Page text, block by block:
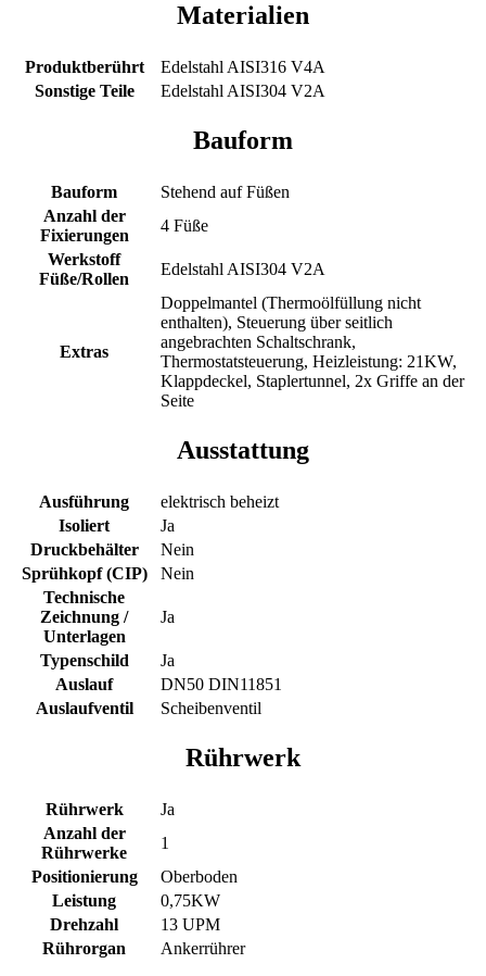
Materialien
Produktberührt
Edelstahl AISI316 V4A
Sonstige Teile
Edelstahl AISI304 V2A
Bauform
Bauform
Stehend auf Füßen
Anzahl der
Fixierungen
4 Füße
Werkstoff
Füße/Rollen
Edelstahl AISI304 V2A
Extras
Doppelmantel (Thermoölfüllung nicht
enthalten), Steuerung über seitlich
angebrachten Schaltschrank,
Thermostatsteuerung, Heizleistung: 21KW,
Klappdeckel, Staplertunnel, 2x Griffe an der
Seite
Ausstattung
Ausführung
elektrisch beheizt
Isoliert
Ja
Druckbehälter
Nein
Sprühkopf (CIP)
Nein
Technische
Zeichnung /
Unterlagen
Ja
Typenschild
Ja
Auslauf
DN50 DIN11851
Auslaufventil
Scheibenventil
Rührwerk
Rührwerk
Ja
Anzahl der
Rührwerke
1
Positionierung
Oberboden
Leistung
0,75KW
Drehzahl
13 UPM
Rührorgan
Ankerrührer